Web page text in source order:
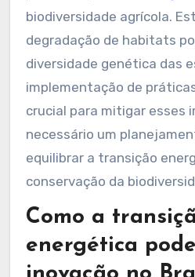
aquáticos. Isso resulta na
habitats e na migração de
instalação de parques
levar à fragmentação de
Além disso, a produção de
pode competir com a
biodiversidade agrícola.
degradação de habitats
implementação de
crucial para mitigar esses
necessário um